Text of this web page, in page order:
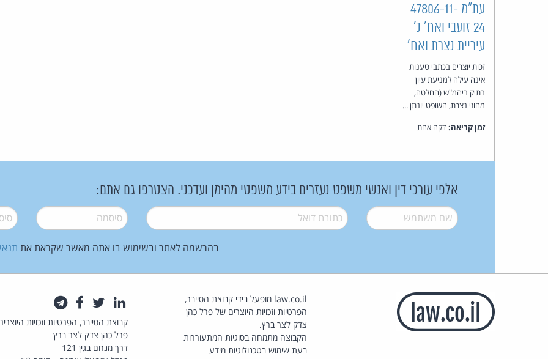
עת"מ 47806-11-
24 זועבי ואח' נ'
עיריית נצרת ואח'
זכות יוצרים בכתבי טענות
אינה עילה למניעת עיון
בתיק ביהמ"ש (החלטה,
מחוזי נצרת, השופט יונתן ...
זמן קריאה:דקה אחת
אלפי עורכי דין ואנשי משפט נעזרים בידע משפטי מהימן ועדכני. הצטרפו גם אתם:
שם משתמש* דואל* סיסמה*
בהרשמה לאתר ובשימוש בו אתה מאשר שקראת את
law.co.il מופעל בידי קבוצת הסייבר,
הפרטיות וזכויות היוצרים של פרל כהן
צדק לצר ברץ.
הקבוצה מתמחה בסוגיות המתעוררות
בעת שימוש בטכנולוגיות מידע
לינקדאין
טוויטרפייסבוק
קבוצת הסייבר, הפרטיות וזכויות
פרל כהן צדק לצר ברץ
דרך מנחם בגין 121